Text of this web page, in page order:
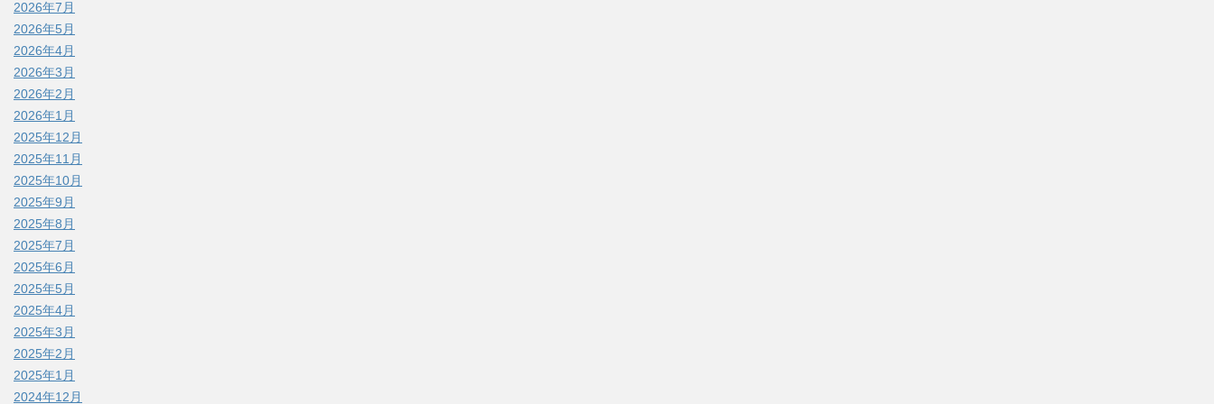
2026年7月
2026年5月
2026年4月
2026年3月
2026年2月
2026年1月
2025年12月
2025年11月
2025年10月
2025年9月
2025年8月
2025年7月
2025年6月
2025年5月
2025年4月
2025年3月
2025年2月
2025年1月
2024年12月